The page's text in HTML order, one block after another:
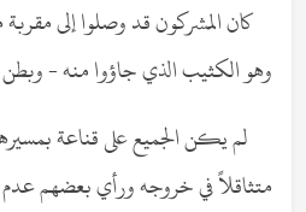
كان المشركون قد وصلوا إلى
وهو الكثيب الذي جاؤوا منه - وبطن
لم يكن الجميع على قناعة
متثاقلاً في خروجه ورأي بعضهم عدم